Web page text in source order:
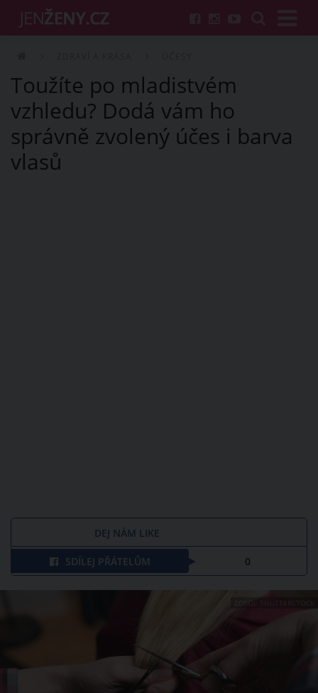
Toužíte po mladistvém
vzhledu? Dodá vám ho
správně zvolený účes i barva
vlasů
DEJ NÁM LIKE
SDÍLEJ PŘÁTELŮM 0